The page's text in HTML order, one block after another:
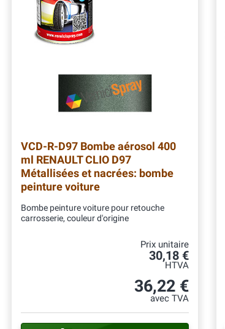
VCD-R-D97 Bombe aérosol 400
ml RENAULT CLIO D97
Métallisées et nacrées: bombe
peinture voiture
Bombe peinture voiture pour retouche
carrosserie, couleur d'origine
Prix unitaire
30,18 €
HTVA
36,22 €
avec TVA